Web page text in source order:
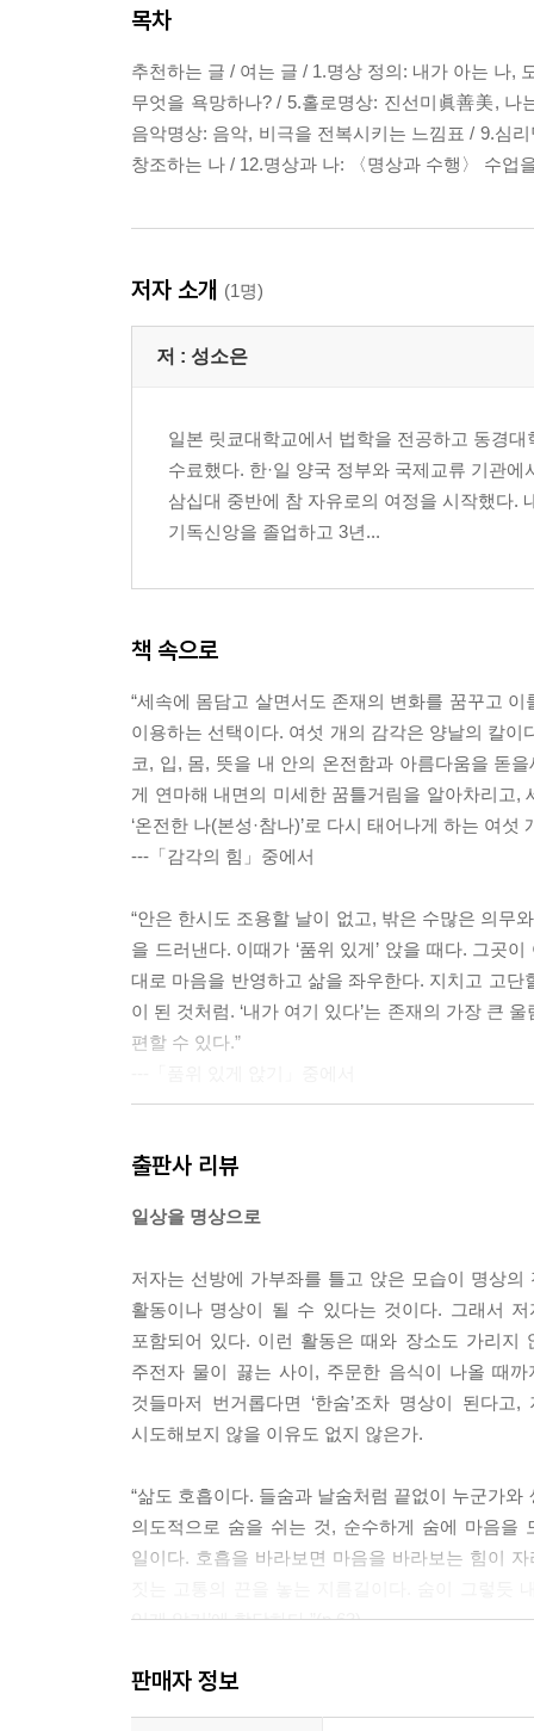
목차
추천하는 글 / 여는 글 / 1.명상 정의: 내가 아는 나,
무엇을 욕망하나? / 5.홀로명상: 진선미眞善美, 나
음악명상: 음악, 비극을 전복시키는 느낌표 / 9.심
창조하는 나 / 12.명상과 나: 〈명상과 수행〉 수업
저자 소개 (1명)
저 : 성소은
일본 릿쿄대학교에서 법학을 전공하고 동경
수료했다. 한·일 양국 정부와 국제교류 기관
삼십대 중반에 참 자유로의 여정을 시작했다.
기독신앙을 졸업하고 3년...
책 속으로
“세속에 몸담고 살면서도 존재의 변화를 꿈꾸고
이용하는 선택이다. 여섯 개의 감각은 양날의 칼
코, 입, 몸, 뜻을 내 안의 온전함과 아름다움을 돋
게 연마해 내면의 미세한 꿈틀거림을 알아차리고,
‘온전한 나(본성·참나)’로 다시 태어나게 하는 여
---「감각의 힘」중에서
“안은 한시도 조용할 날이 없고, 밖은 수많은 의무
을 드러낸다. 이때가 ‘품위 있게’ 앉을 때다. 그곳
대로 마음을 반영하고 삶을 좌우한다. 지치고 고
이 된 것처럼. ‘내가 여기 있다’는 존재의 가장 큰
편할 수 있다.”
히 혁명이라 할 수 있는 존재의 질적 변화는 고요
---「외로움에서 고독으로」중에서
“외부의 자극을 위협으로 감지하는 뇌의 레이더,
식을 분리하는 응급처치를 반복 실시한다. 괴로운
준다. 전전두피질과 전측대상피질이 편도체에 난
n)’다. 똑똑하다는 돌고래는 말할 것도 없고 AI도
해 감정을 풍경처럼 바라보는 훈련이다. 편도체가
대한 판단중지(epoche)로 이어간다. 위기의 순간
“이는 어떤 의도나 목적 없이 대상을 응시할 때 일
깨우고, 그 힘을 강화하고 재생산하는 기적 같은
---「얇은 곳」중에서
출판사 리뷰
일상을 명상으로
저자는 선방에 가부좌를 틀고 앉은 모습이 명상
활동이나 명상이 될 수 있다는 것이다. 그래서
포함되어 있다. 이런 활동은 때와 장소도 가리지
주전자 물이 끓는 사이, 주문한 음식이 나올 때
것들마저 번거롭다면 ‘한숨’조차 명상이 된다
시도해보지 않을 이유도 없지 않은가.
“삶도 호흡이다. 들숨과 날숨처럼 끝없이 누군가
의도적으로 숨을 쉬는 것, 순수하게 숨에 마음을
일이다. 호흡을 바라보면 마음을 바라보는 힘이
있게 앉기’에 합당하다.”(p.63)
가벼운 한숨부터 의식의 변형을 일으키는 체험
마음으로 호흡에 집중하는 것에서부터 출발해 조
판매자 정보